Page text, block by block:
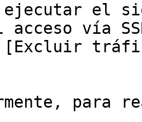
ejecutar el
acceso vía
[Excluir
para